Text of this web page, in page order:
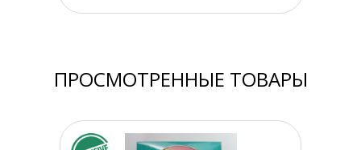
ПРОСМОТРЕННЫЕ ТОВАРЫ